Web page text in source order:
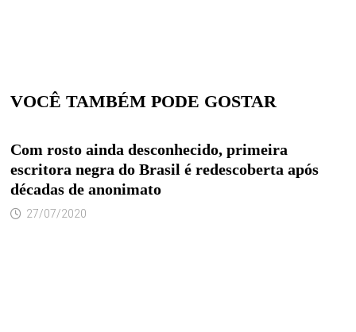
VOCÊ TAMBÉM PODE GOSTAR
Com rosto ainda desconhecido, primeira
escritora negra do Brasil é redescoberta após
décadas de anonimato
27/07/2020